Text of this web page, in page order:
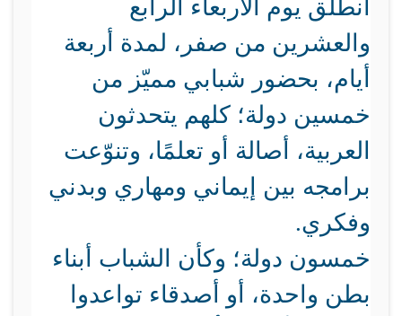
انطلق يوم الأربعاء الرابع
والعشرين من صفر، لمدة أربعة
أيام، بحضور شبابي مميّز من
خمسين دولة؛ كلهم يتحدثون
العربية، أصالة أو تعلمًا، وتنوّعت
برامجه بين إيماني ومهاري وبدني
وفكري.
خمسون دولة؛ وكأن الشباب أبناء
بطن واحدة، أو أصدقاء تواعدوا